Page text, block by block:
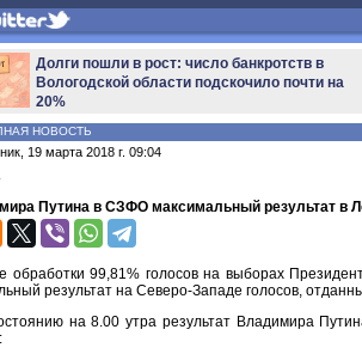
Долги пошли в рост: число банкротств в
Вологодской области подскочило почти на
20%
НОВОСТЬ
19 марта 2018 г. 09:04
Путина в СЗФО максимальный результат в
обработки 99,81% голосов на выборах
результат на Северо-Западе голосов,
на 8.00 утра результат Владимира